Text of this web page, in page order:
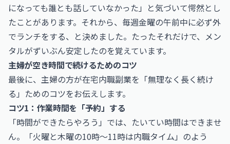
になっても誰とも話していなかった」と気づいて愕然とし
たことがあります。それから、毎週金曜の午前中に必ず外
でランチをする、と決めました。たったそれだけで、メン
タルがずいぶん安定したのを覚えています。
主婦が空き時間で続けるためのコツ
最後に、主婦の方が在宅内職副業を「無理なく長く続け
る」ためのコツをお伝えします。
コツ1：作業時間を「予約」する
「時間ができたらやろう」では、たいてい時間はできませ
ん。「火曜と木曜の10時〜11時は内職タイム」のよう